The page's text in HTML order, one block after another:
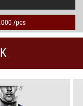
/pcs